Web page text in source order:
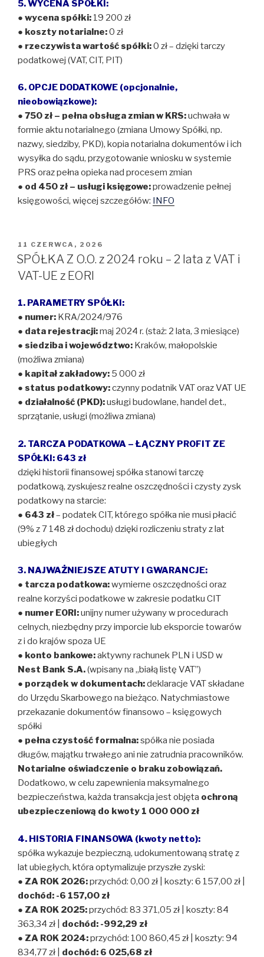
5. WYCENA SPÓŁKI:
● wycena spółki: 19 200 zł
● koszty notarialne:0 zł
● rzeczywista wartość spółki:0 zł – dzięki tarczy
podatkowej (VAT, CIT, PIT)
6. OPCJE DODATKOWE (opcjonalnie,
nieobowiązkowe):
● 750 zł – pełna obsługa zmian w KRS:uchwała w
formie aktu notarialnego (zmiana Umowy Spółki, np.
nazwy, siedziby, PKD), kopia notarialna dokumentów i ich
wysyłka do sądu, przygotowanie wniosku w systemie
PRS oraz pełna opieka nad procesem zmian
● od 450 zł – usługi księgowe:prowadzenie pełnej
księgowości, więcej szczegółów: INFO
OPUBLIKOWANE
W
11 CZERWCA, 2026
SPÓŁKA Z O.O. z 2024 roku – 2 lata z VAT i
VAT-UE z EORI
1. PARAMETRY SPÓŁKI:
● numer: KRA/2024/976
● data rejestracji:maj 2024 r. (staż: 2 lata, 3 miesiące)
● siedziba i województwo: Kraków, małopolskie
(możliwa zmiana)
● kapitał zakładowy: 5 000 zł
● status podatkowy:czynny podatnik VAT oraz VAT UE
● działalność (PKD):usługi budowlane, handel det.,
sprzątanie, usługi (możliwa zmiana)
2. TARCZA PODATKOWA – ŁĄCZNY PROFIT ZE
SPÓŁKI: 643 zł
dzięki historii finansowej spółka stanowi tarczę
podatkową, zyskujesz realne oszczędności i czysty zysk
podatkowy na starcie:
● 643 zł– podatek CIT, którego spółka nie musi płacić
(9% z 7 148 zł dochodu) dzięki rozliczeniu straty z lat
ubiegłych
3. NAJWAŻNIEJSZE ATUTY I GWARANCJE:
● tarcza podatkowa:wymierne oszczędności oraz
realne korzyści podatkowe w zakresie podatku CIT
● numer EORI:unijny numer używany w procedurach
celnych, niezbędny przy imporcie lub eksporcie towarów
z i do krajów spoza UE
● konto bankowe:aktywny rachunek PLN i USD w
Nest Bank S.A.(wpisany na „białą listę VAT”)
● porządek w dokumentach:deklaracje VAT składane
do Urzędu Skarbowego na bieżąco. Natychmiastowe
przekazanie dokumentów finansowo – księgowych
spółki
● pełna czystość formalna:spółka nie posiada
długów, majątku trwałego ani nie zatrudnia pracowników.
Notarialne oświadczenie o braku zobowiązań.
Dodatkowo, w celu zapewnienia maksymalnego
bezpieczeństwa, każda transakcja jest objęta ochroną
ubezpieczeniową do kwoty 1 000 000 zł
4. HISTORIA FINANSOWA (kwoty netto):
spółka wykazuje bezpieczną, udokumentowaną stratę z
lat ubiegłych, która optymalizuje przyszłe zyski:
● ZA ROK 2026:przychód: 0,00 zł | koszty: 6 157,00 zł |
dochód: -6 157,00 zł
● ZA ROK 2025:przychód: 83 371,05 zł | koszty: 84
363,34 zł | dochód: -992,29 zł
● ZA ROK 2024:przychód: 100 860,45 zł | koszty: 94
834,77 zł |
dochód: 6 025,68 zł